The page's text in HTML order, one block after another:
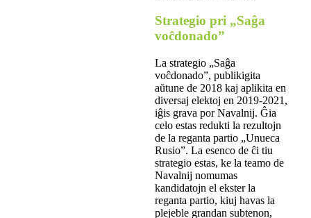
Strategio pri „Saĝa
voĉdonado”
La strategio „Saĝa
voĉdonado”, publikigita
aŭtune de 2018 kaj aplikita en
diversaj elektoj en 2019-2021,
iĝis grava por Navalnij. Ĝia
celo estas redukti la rezultojn
de la reganta partio „Unueca
Rusio”. La esenco de ĉi tiu
strategio estas, ke la teamo de
Navalnij nomumas
kandidatojn el ekster la
reganta partio, kiuj havas la
plejeble grandan subtenon,